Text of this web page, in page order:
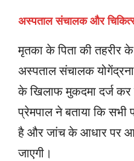
अस्पताल संचालक और
मृतका के पिता की तहरीर
अस्पताल संचालक
के खिलाफ मुकदमा दर्ज कर
प्रेमपाल ने बताया कि
है और जांच के आधार पर आगे
जाएगी।